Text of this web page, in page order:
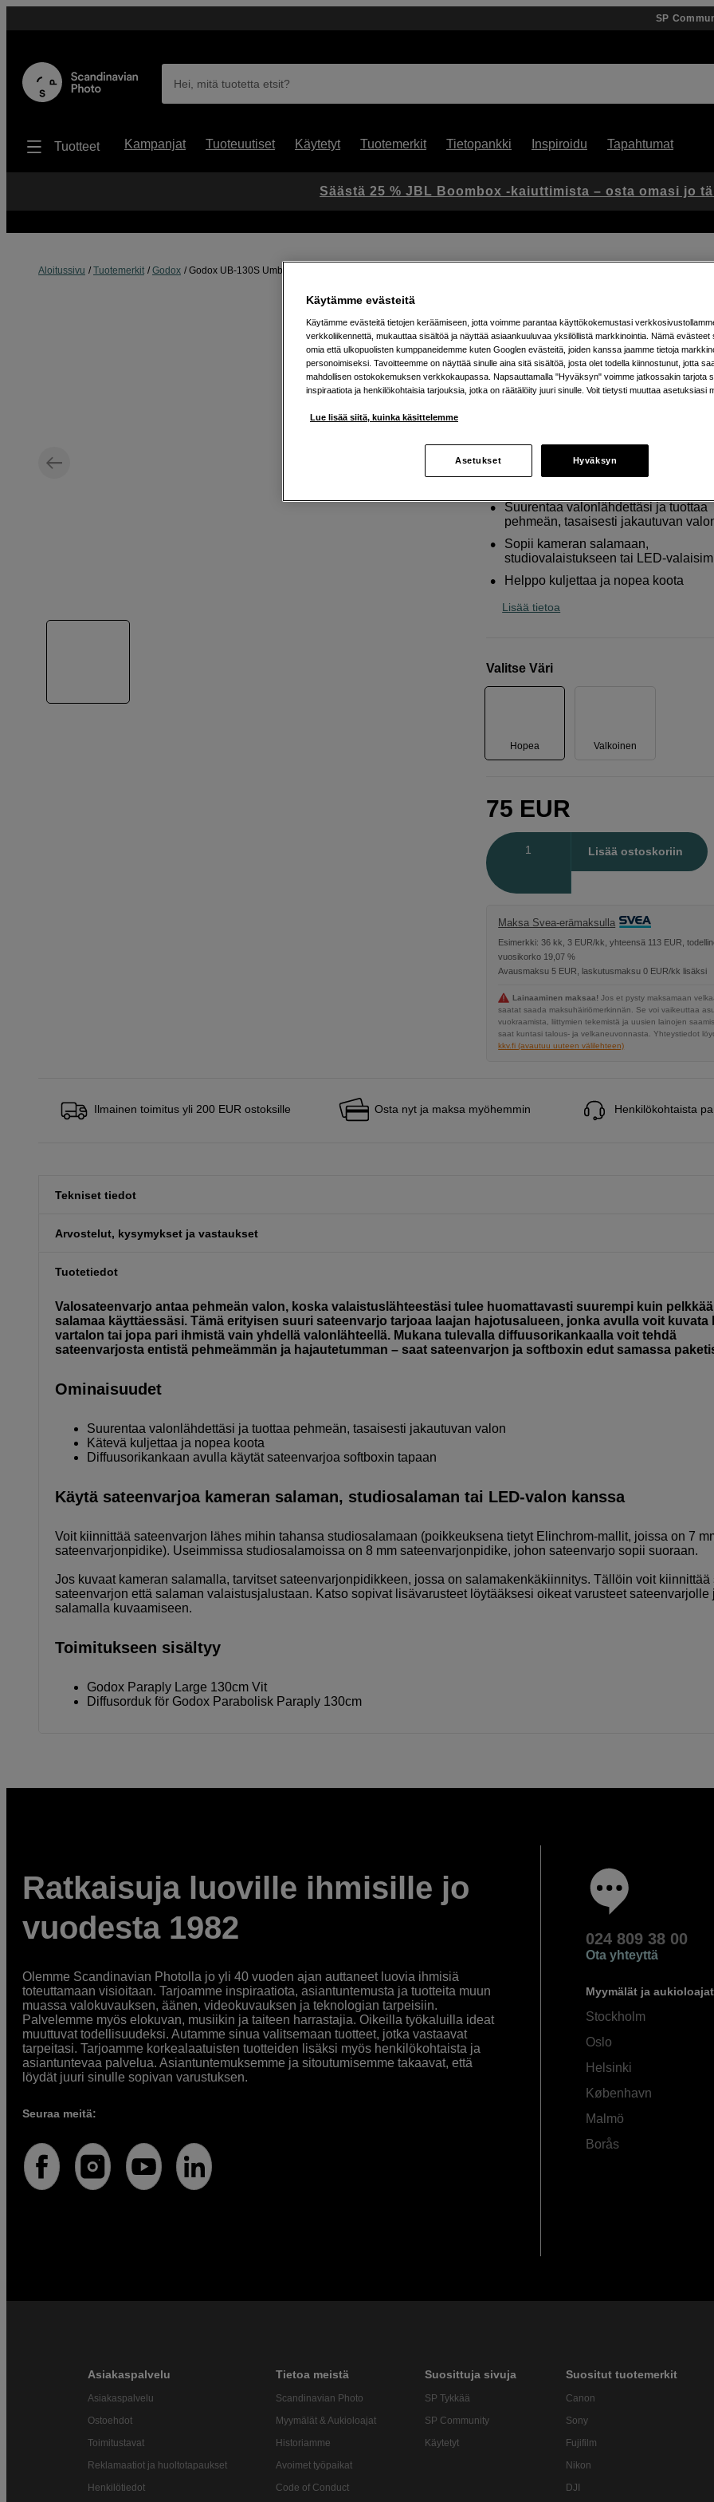
SP
Hei, mitä tuotetta etsit?
Tuotteet Kampanjat Tuoteuutiset Käytetyt Tuotemerkit Tietopankki Inspiroidu Tapahtumat
Aloitussivu Tuotemerkit Godox Godox UB-130S Umbrella parabolic + diffusion 130cm, silver
Artikkeli: 1053987
Godox UB-130S Umbrella parabolic +
silver
Hopea
Helsingin myymälä: Varastotilanne
Suurentaa valonlähdettäsi ja tuottaa
pehmeän, tasaisesti jakautuvan
Sopii kameran salamaan,
studiovalaistukseen tai LED-
Helppo kuljettaa ja nopea koota
Lisää tietoa
Valitse Väri
Hopea Valkoinen
75 EUR
Lisää ostoskoriin
Maksa Svea-erämaksulla
Esimerkki: 36 kk, 3 EUR/kk, yhteensä 113 EUR,
vuosikorko 19,07 %
Avausmaksu 5 EUR, laskutusmaksu 0 EUR/kk lisäksi
Lainaaminen maksaa! Jos et pysty maksamaan
saatat saada maksuhäiriömerkinnän. Se voi vaikeuttaa
vuokraamista, liittymien tekemistä ja uusien lainojen
saat kuntasi talous- ja velkaneuvonnasta. Yhteystiedot
kkv.fi (avautuu uuteen välilehteen)
Ilmainen toimitus yli 200 EUR ostoksille Osta nyt ja maksa myöhemmin Henkilökohtaista
Tekniset tiedot
Arvostelut, kysymykset ja vastaukset
Tuotetiedot
Valosateenvarjo antaa pehmeän valon, koska valaistuslähteestäsi tulee huomattavasti suurempi kuin pelkkää
salamaa käyttäessäsi. Tämä erityisen suuri sateenvarjo tarjoaa laajan hajotusalueen, jonka avulla voit kuvata
vartalon tai jopa pari ihmistä vain yhdellä valonlähteellä. Mukana tulevalla diffuusorikankaalla voit tehdä
sateenvarjosta entistä pehmeämmän ja hajautetumman – saat sateenvarjon ja softboxin edut samassa
Ominaisuudet
Suurentaa valonlähdettäsi ja tuottaa pehmeän, tasaisesti jakautuvan valon
Kätevä kuljettaa ja nopea koota
Diffuusorikankaan avulla käytät sateenvarjoa softboxin tapaan
Käytä sateenvarjoa kameran salaman, studiosalaman tai LED-valon kanssa
Voit kiinnittää sateenvarjon lähes mihin tahansa studiosalamaan (poikkeuksena tietyt Elinchrom-mallit, joissa on 7
sateenvarjonpidike). Useimmissa studiosalamoissa on 8 mm sateenvarjonpidike, johon sateenvarjo sopii suoraan.
Jos kuvaat kameran salamalla, tarvitset sateenvarjonpidikkeen, jossa on salamakenkäkiinnitys. Tällöin voit kiinnittää
sateenvarjon että salaman valaistusjalustaan. Katso sopivat lisävarusteet löytääksesi oikeat varusteet sateenvarjolle
salamalla kuvaamiseen.
Toimitukseen sisältyy
Godox Paraply Large 130cm Vit
Diffusorduk för Godox Parabolisk Paraply 130cm
Ratkaisuja luoville ihmisille jo
vuodesta 1982
Olemme Scandinavian Photolla jo yli 40 vuoden ajan auttaneet luovia ihmisiä
toteuttamaan visioitaan. Tarjoamme inspiraatiota, asiantuntemusta ja tuotteita muun
muassa valokuvauksen, äänen, videokuvauksen ja teknologian tarpeisiin.
Palvelemme myös elokuvan, musiikin ja taiteen harrastajia. Oikeilla työkaluilla ideat
muuttuvat todellisuudeksi. Autamme sinua valitsemaan tuotteet, jotka vastaavat
tarpeitasi. Tarjoamme korkealaatuisten tuotteiden lisäksi myös henkilökohtaista ja
asiantuntevaa palvelua. Asiantuntemuksemme ja sitoutumisemme takaavat, että
löydät juuri sinulle sopivan varustuksen.
Seuraa meitä:
024 809 38 00
Ota yhteyttä
Myymälät ja aukioloajat
Stockholm
Oslo
Helsinki
København
Malmö
Borås
Asiakaspalvelu
Asiakaspalvelu
Ostoehdot
Toimitustavat
Reklamaatiot ja huoltotapaukset
Henkilötiedot
Tietoa meistä
Scandinavian Photo
Myymälät & Aukioloajat
Historiamme
Avoimet työpaikat
Code of Conduct
Suosittuja sivuja
SP Tykkää
SP Community
Käytetyt
Suositut tuotemerkit
Canon
Sony
Fujifilm
Nikon
DJI
Säästä 25 % JBL Boombox -kaiuttimista – osta omasi jo
Käytämme evästeitä
Käytämme evästeitä tietojen keräämiseen, jotta voimme parantaa käyttökokemustasi
verkkoliikennettä, mukauttaa sisältöä ja näyttää asiaankuuluvaa yksilöllistä markkinointia. Nämä evästeet
omia että ulkopuolisten kumppaneidemme kuten Googlen evästeitä, joiden kanssa jaamme tietoja
personoimiseksi. Tavoitteemme on näyttää sinulle aina sitä sisältöä, josta olet todella kiinnostunut, jotta
mahdollisen ostokokemuksen verkkokaupassa. Napsauttamalla "Hyväksyn" voimme jatkossakin tarjota
inspiraatiota ja henkilökohtaisia tarjouksia, jotka on räätälöity juuri sinulle. Voit tietysti muuttaa asetuksiasi
Lue lisää siitä, kuinka käsittelemme
Asetukset Hyväksyn